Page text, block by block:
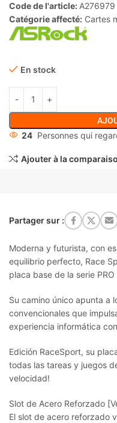
Code de l'article: A276979
Catégorie affecté: Cartes
En stock
24 Personnes qui
Ajouter à la
Partager sur :
Moderna y futurista, con
equilibrio perfecto, Race
placa base de la serie
Su camino único apunta a
convencionales que
experiencia informática
Edición RaceSport, su
todas las tareas y juegos
velocidad!
Slot de Acero Reforzado
El slot de acero reforzado